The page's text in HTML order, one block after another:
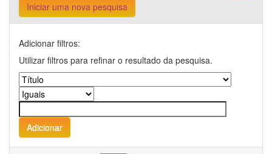
Iniciar uma nova pesquisa
Adicionar filtros:
Utilizar filtros para refinar o resultado da pesquisa.